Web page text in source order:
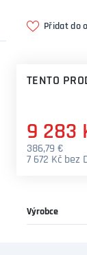
Přidat do
TENTO
9 283
386,79 €
7 672 Kč bez
Výrobce